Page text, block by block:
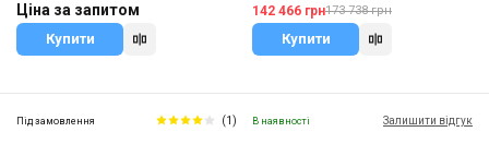
Ціна за запитом
Купити
142 466 грн173 738 грн
Купити
Під замовлення (1) В наявності Залишити відгук